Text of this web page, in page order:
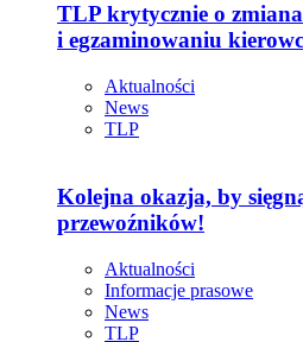
TLP krytycznie o
i egzaminowaniu
Aktualności
News
TLP
Kolejna okazja, by
przewoźników!
Aktualności
Informacje prasowe
News
TLP